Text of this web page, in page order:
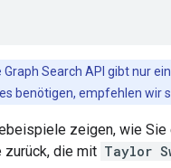
Graph Search API gibt nur
benötigen, empfehlen
zeigen, wie
zurück, die mit Taylor